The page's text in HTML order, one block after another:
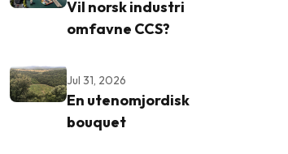
Vil norsk industri
omfavne CCS?
Jul 31, 2026
En utenomjordisk
bouquet